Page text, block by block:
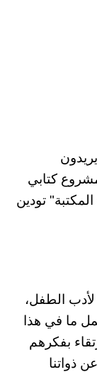
كتابي
تودين
الطفل،
ما في هذا
بفكرهم
ذواتنا